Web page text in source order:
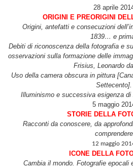
28 aprile
ORIGINI E PREORIGINI
Origini, antefatti e consecuzioni
1839… e
Debiti di riconoscenza della fotografia e
osservazioni sulla formazione delle
Frisius, Leonardo
Uso della camera obscura in pittura
Settecento].
Illuminismo e successiva esigenza
5 maggio
STORIE DELLA
Racconti da conoscere, da
comprendere
12 maggio
ICONE DELLA
Cambia il mondo. Fotografie epocali